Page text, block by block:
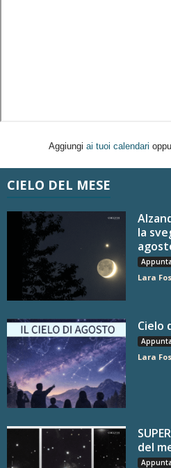
Aggiungi ai tuoi calendari
CIELO DEL MESE
la
Lara
Cielo
Lara
del